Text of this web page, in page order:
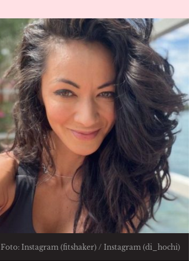
Foto: Instagram (fitshaker) / Instagram (di_hochi)